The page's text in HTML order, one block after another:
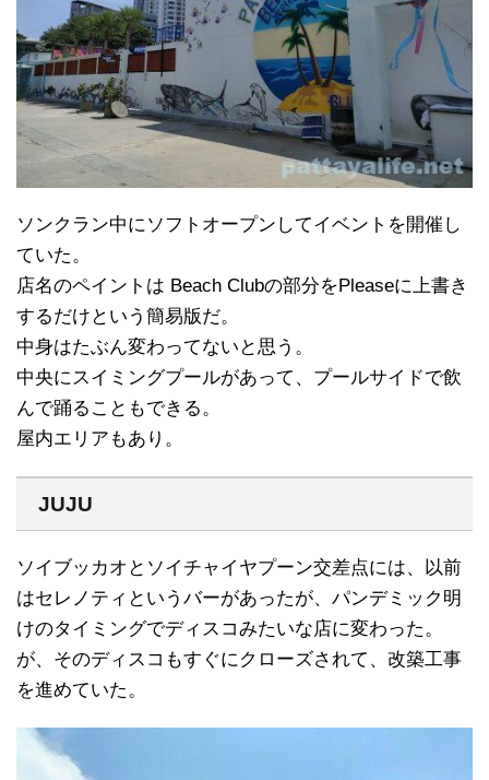
ソンクラン中にソフトオープンしてイベントを開催し
ていた。
店名のペイントは Beach Clubの部分をPleaseに上書き
するだけという簡易版だ。
中身はたぶん変わってないと思う。
中央にスイミングプールがあって、プールサイドで飲
んで踊ることもできる。
屋内エリアもあり。
JUJU
ソイブッカオとソイチャイヤプーン交差点には、以前
はセレノティというバーがあったが、パンデミック明
けのタイミングでディスコみたいな店に変わった。
が、そのディスコもすぐにクローズされて、改築工事
を進めていた。